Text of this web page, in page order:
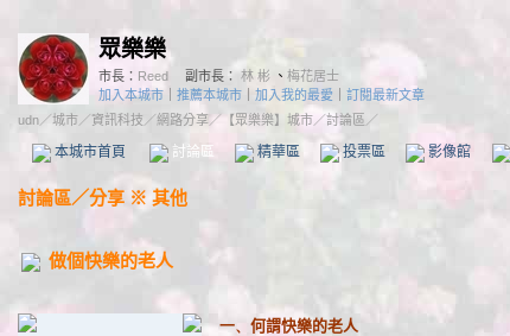
眾樂樂
市長： Reed 副市長： 林 彬 、 梅花居士
加入本城市
推薦本城市 加入我的最愛
訂閱最新文章
udn／城市／資訊科技 ／網路分享 ／ 【眾樂樂】城市／討論區／
本城市首頁 討論區 精華區 投票區 影像館
討論區／分享 ※ 其他
做個快樂的老人
一、 何謂快樂的老人